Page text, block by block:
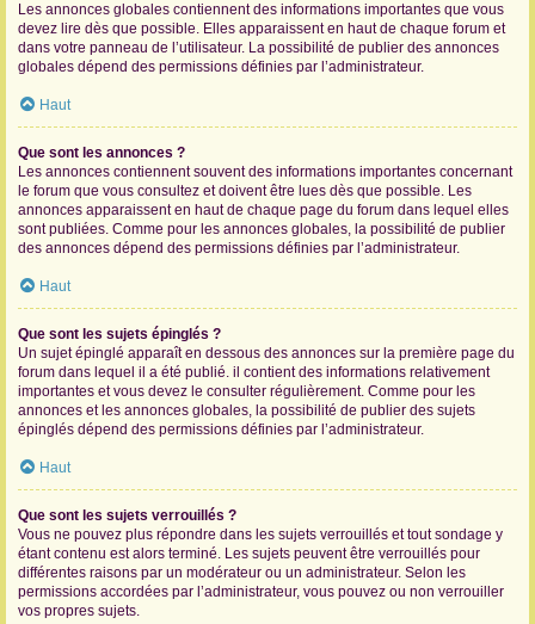
Les annonces globales contiennent des informations importantes que vous
devez lire dès que possible. Elles apparaissent en haut de chaque forum et
dans votre panneau de l’utilisateur. La possibilité de publier des annonces
globales dépend des permissions définies par l’administrateur.
Haut
Que sont les annonces ?
Les annonces contiennent souvent des informations importantes concernant
le forum que vous consultez et doivent être lues dès que possible. Les
annonces apparaissent en haut de chaque page du forum dans lequel elles
sont publiées. Comme pour les annonces globales, la possibilité de publier
des annonces dépend des permissions définies par l’administrateur.
Haut
Que sont les sujets épinglés ?
Un sujet épinglé apparaît en dessous des annonces sur la première page du
forum dans lequel il a été publié. il contient des informations relativement
importantes et vous devez le consulter régulièrement. Comme pour les
annonces et les annonces globales, la possibilité de publier des sujets
épinglés dépend des permissions définies par l’administrateur.
Haut
Que sont les sujets verrouillés ?
Vous ne pouvez plus répondre dans les sujets verrouillés et tout sondage y
étant contenu est alors terminé. Les sujets peuvent être verrouillés pour
différentes raisons par un modérateur ou un administrateur. Selon les
permissions accordées par l’administrateur, vous pouvez ou non verrouiller
vos propres sujets.